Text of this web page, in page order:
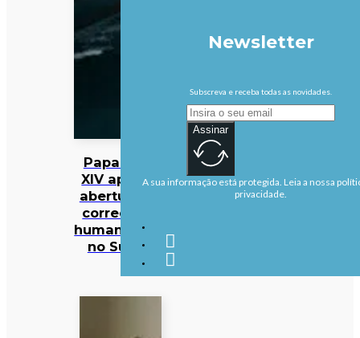
Papa Leão
XIV apela à
abertura de
corredores
humanitários
no Sudão
Newsletter
Subscreva e receba todas as novidades.
Assinar
A sua informação está protegida. Leia a nossa
privacidade.